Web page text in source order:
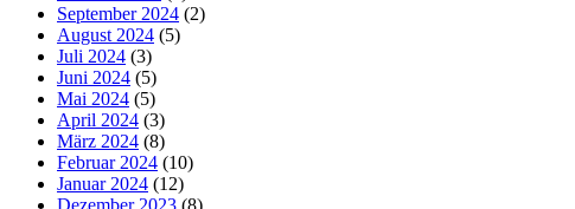
September 2024 (2)
August 2024 (5)
Juli 2024 (3)
Juni 2024 (5)
Mai 2024 (5)
April 2024 (3)
März 2024 (8)
Februar 2024 (10)
Januar 2024 (12)